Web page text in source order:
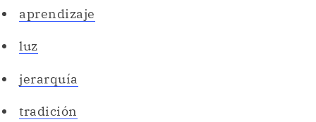
aprendizaje
luz
jerarquía
tradición